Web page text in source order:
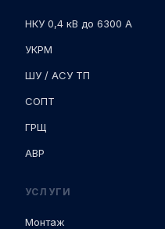
НКУ 0,4 кВ до 6300 А
УКРМ
ШУ / АСУ ТП
СОПТ
ГРЩ
АВР
УСЛУГИ
Монтаж